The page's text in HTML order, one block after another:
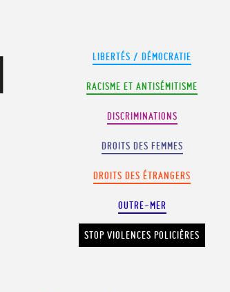
LIBERTÉS / DÉMOCRATIE
RACISME ET ANTISÉMITISME
DISCRIMINATIONS
DROITS DES FEMMES
DROITS DES ÉTRANGERS
OUTRE-MER
STOP VIOLENCES POLICIÈRES